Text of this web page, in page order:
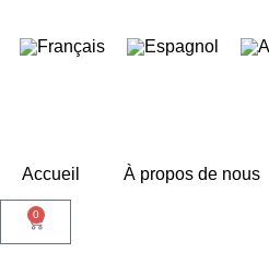
Accueil À propos de nous
0